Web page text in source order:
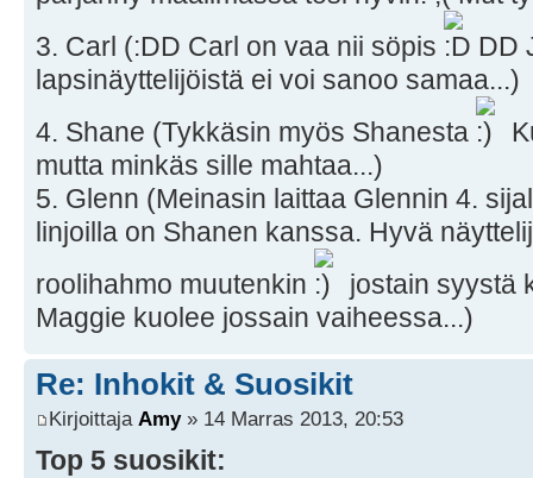
3. Carl (:DD Carl on vaa nii söpis
DD
lapsinäyttelijöistä ei voi sanoo samaa...)
4. Shane (Tykkäsin myös Shanesta
mutta minkäs sille mahtaa...)
5. Glenn (Meinasin laittaa Glennin 4.
linjoilla on Shanen kanssa. Hyvä
roolihahmo muutenkin
jostain syystä
Maggie kuolee jossain vaiheessa...)
Re: Inhokit & Suosikit
Kirjoittaja Amy» 14 Marras 2013, 20:53
Top 5 suosikit: